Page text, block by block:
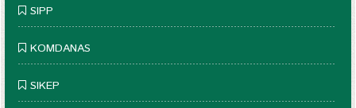
SIPP
KOMDANAS
SIKEP